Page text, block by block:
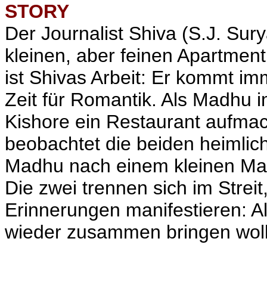
STORY
Der Journalist Shiva (S.J.
kleinen, aber feinen
ist Shivas Arbeit: Er kommt
Zeit für Romantik. Als Madhu
Kishore ein Restaurant
beobachtet die beiden
Madhu nach einem kleinen
Die zwei trennen sich im
Erinnerungen manifestieren:
wieder zusammen bringen